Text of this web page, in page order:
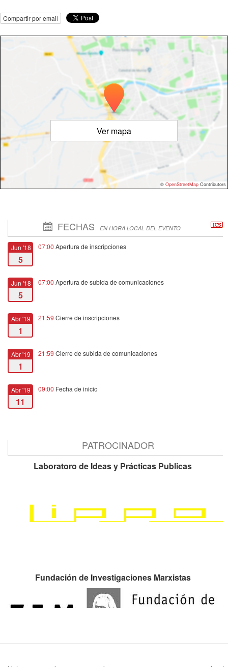
Compartir por email
Ver mapa
© OpenStreetMap Contributors
FECHAS EN HORA LOCAL DEL EVENTO
Jun '18
5
07:00 Apertura de inscripciones
Jun '18
5
07:00 Apertura de subida de comunicaciones
Abr '19
1
21:59 Cierre de inscripciones
Abr '19
1
21:59 Cierre de subida de comunicaciones
Abr '19
11
09:00 Fecha de inicio
PATROCINADOR
Laboratoro de Ideas y Prácticas Publicas
Fundación de Investigaciones Marxistas